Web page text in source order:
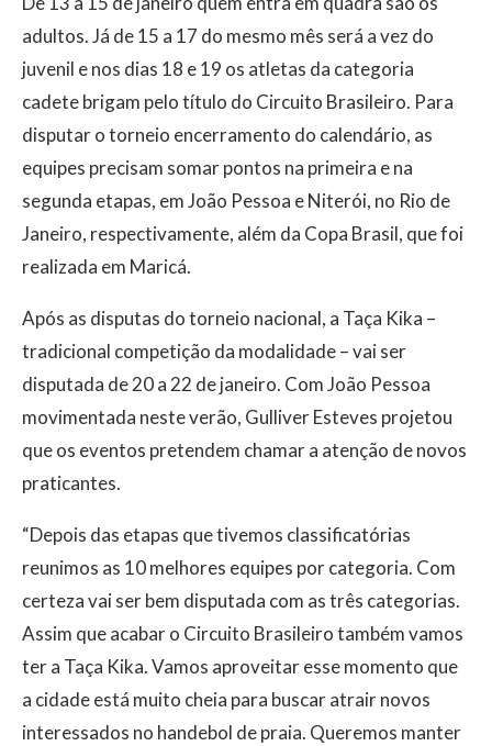
adultos. Já de 15 a 17 do mesmo mês será a vez do
juvenil e nos dias 18 e 19 os atletas da categoria
cadete brigam pelo título do Circuito Brasileiro. Para
disputar o torneio encerramento do calendário, as
equipes precisam somar pontos na primeira e na
segunda etapas, em João Pessoa e Niterói, no Rio de
Janeiro, respectivamente, além da Copa Brasil, que foi
realizada em Maricá.
Após as disputas do torneio nacional, a Taça Kika –
tradicional competição da modalidade – vai ser
disputada de 20 a 22 de janeiro. Com João Pessoa
movimentada neste verão, Gulliver Esteves projetou
que os eventos pretendem chamar a atenção de novos
praticantes.
“Depois das etapas que tivemos classificatórias
reunimos as 10 melhores equipes por categoria. Com
certeza vai ser bem disputada com as três categorias.
Assim que acabar o Circuito Brasileiro também vamos
ter a Taça Kika. Vamos aproveitar esse momento que
a cidade está muito cheia para buscar atrair novos
interessados no handebol de praia. Queremos manter